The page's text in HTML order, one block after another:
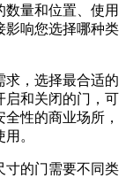
量和位置、使用
影响您选择哪种类
求，选择最合适的
启和关闭的门，可
性的商业场所，
。
寸的门需要不同类